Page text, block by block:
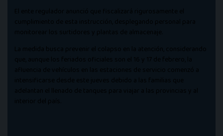
El ente regulador anunció que fiscalizará rigurosamente el
cumplimiento de esta instrucción, desplegando personal para
monitorear los surtidores y plantas de almacenaje.
La medida busca prevenir el colapso en la atención, considerando
que, aunque los feriados oficiales son el 16 y 17 de febrero, la
afluencia de vehículos en las estaciones de servicio comenzó a
intensificarse desde este jueves debido a las familias que
adelantan el llenado de tanques para viajar a las provincias y al
interior del país.